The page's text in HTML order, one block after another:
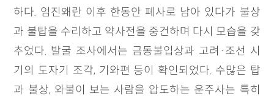
하다. 임진왜란 이후 한동안 폐사로 남아 있다가 불상
과 불탑을 수리하고 약사전을 중건하며 다시 모습을 갖
추었다. 발굴 조사에서는 금동불입상과 고려·조선 시
기의 도자기 조각, 기와편 등이 확인되었다. 수많은 탑
과 불상, 와불이 보는 사람을 압도하는 운주사는 특히